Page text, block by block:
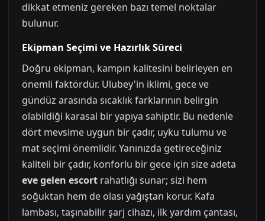
dikkat etmeniz gereken bazı temel noktalar
bulunur.
Ekipman Seçimi ve Hazırlık Süreci
Doğru ekipman, kampın kalitesini belirleyen en
önemli faktördür. Ulubey'in iklimi, gece ve
gündüz arasında sıcaklık farklarının belirgin
olabildiği karasal bir yapıya sahiptir. Bu nedenle
dört mevsime uygun bir çadır, uyku tulumu ve
mat seçimi önemlidir. Yanınızda getireceğiniz
kaliteli bir çadır, konforlu bir gece için size adeta
eve gelen escort rahatlığı sunar; sizi hem
soğuktan hem de olası yağıştan korur. Kafa
lambası, taşınabilir şarj cihazı, ilk yardım çantası,